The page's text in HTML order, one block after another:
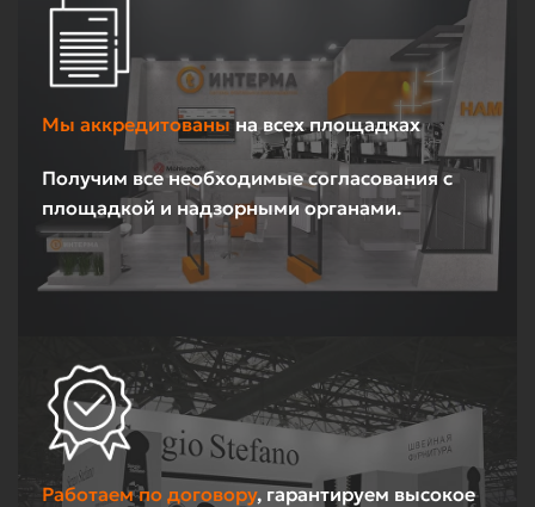
Мы аккредитованына всех площадках
Получим все необходимые согласования с
площадкой и надзорными органами.
Работаем по договору, гарантируем высокое